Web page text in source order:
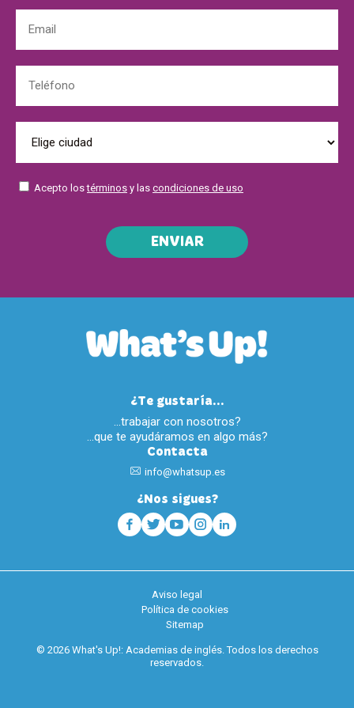
Acepto lostérminos y las condiciones de uso
ENVIAR
¿Te gustaría...
…trabajar con nosotros?
…que te ayudáramos en algo más?
Contacta
info@whatsup.es
¿Nos sigues?
Aviso legal
Política de cookies
Sitemap
© 2026 What's Up!: Academias de inglés. Todos los derechos
reservados.